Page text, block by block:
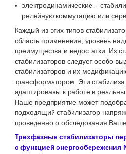
электродинамические –
релейную коммутацию или
Каждый из этих типов
область применения, уровень
преимущества и недостатки. Из
стабилизаторов следует особо
стабилизаторов и их
трансформатором. Эти
адаптированы к работе в
Наше предприятие может
подходящий стабилизатор
проведенного обследования
Трехфазные стабилизаторы
с функцией энергосбережения